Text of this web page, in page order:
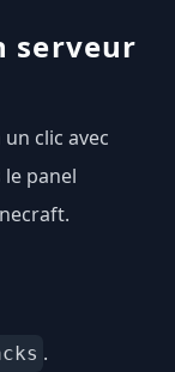
serveur
clic avec
panel
.